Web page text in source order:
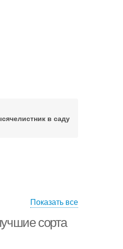
в саду
Показать все
сорта